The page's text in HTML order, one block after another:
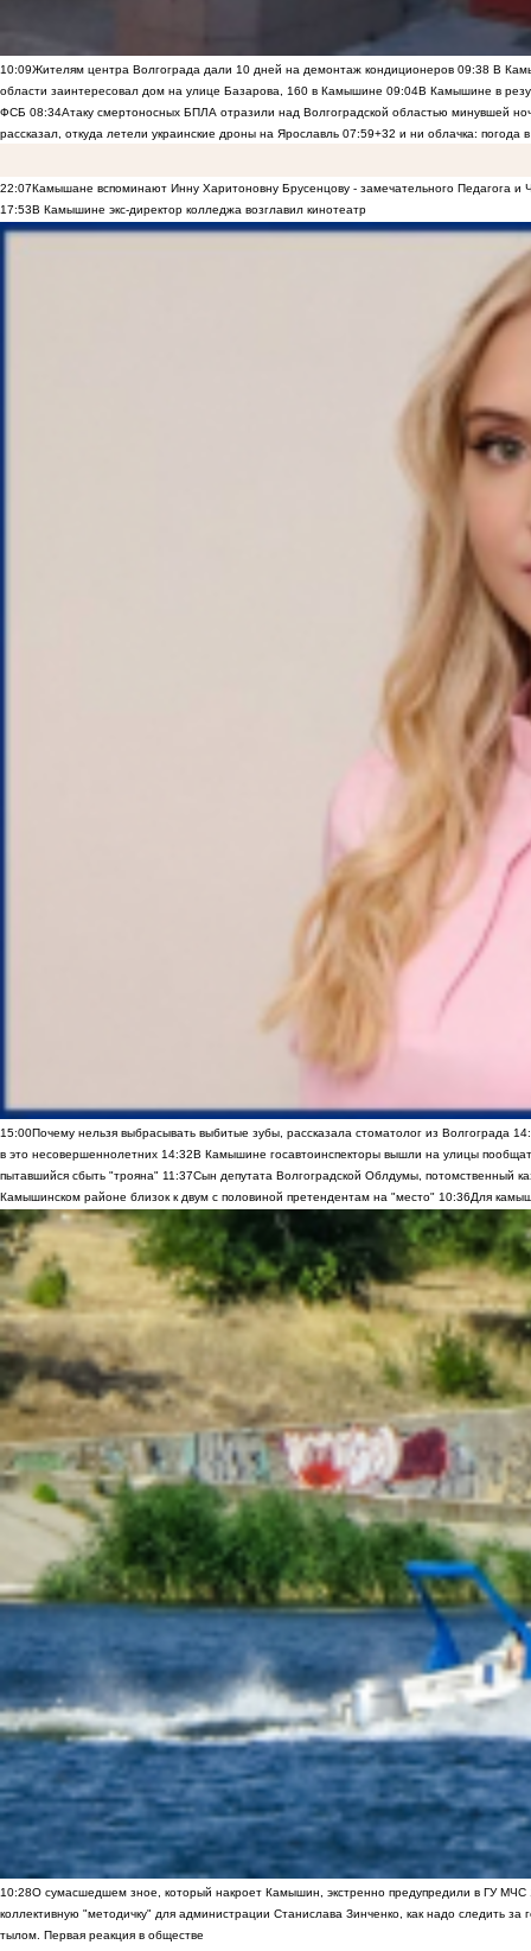
10:09Жителям центра Волгограда дали 10 дней на демонтаж кондиционеров 09:38 В
области заинтересовал дом на улице Базарова, 160 в Камышине 09:04В Камышине в
ФСБ 08:34Атаку смертоносных БПЛА отразили над Волгоградской областью минувшей
рассказал, откуда летели украинские дроны на Ярославль 07:59+32 и ни облачка: погода
22:07Камышане вспоминают Инну Харитоновну Брусенцову - замечательного Педагога и
17:53В Камышине экс-директор колледжа возглавил кинотеатр
15:00Почему нельзя выбрасывать выбитые зубы, рассказала стоматолог из Волгограда
в это несовершеннолетних 14:32В Камышине госавтоинспекторы вышли на улицы
пытавшийся сбыть "трояна" 11:37Сын депутата Волгоградской Облдумы, потомственный
Камышинском районе близок к двум с половиной претендентам на "место" 10:36Для
10:28О сумасшедшем зное, который накроет Камышин, экстренно предупредили в ГУ МЧС
коллективную "методичку" для администрации Станислава Зинченко, как надо следить за
тылом. Первая реакция в обществе